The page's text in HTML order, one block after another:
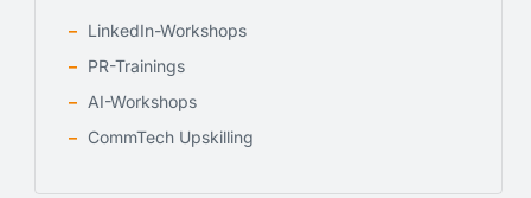
LinkedIn-Workshops
PR-Trainings
AI-Workshops
CommTech Upskilling